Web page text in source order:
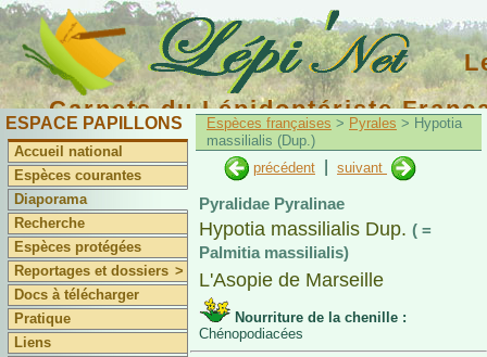
Carnets du Lépidoptériste
ESPACE PAPILLONS
Accueil national
Espèces courantes
Diaporama
Recherche
Espèces protégées
Reportages et dossiers >
Docs à télécharger
Pratique
Liens
Espèces françaises > Pyrales > Hypotia
massilialis (Dup.)
précédent
suivant
Pyralidae Pyralinae
Hypotia massilialis Dup. ( =
Palmitia massilialis)
L'Asopie de Marseille
Nourriture de la chenille :
Chénopodiacées